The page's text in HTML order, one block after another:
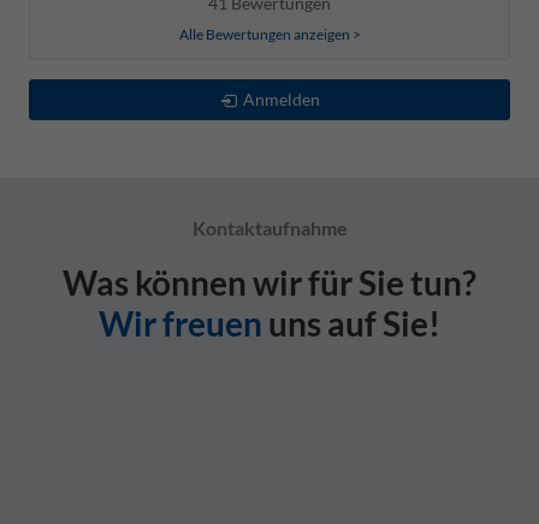
Alle Bewertungen anzeigen >
Anmelden
Kontaktaufnahme
Was können wir für Sie tun?
Wir freuen uns auf Sie!